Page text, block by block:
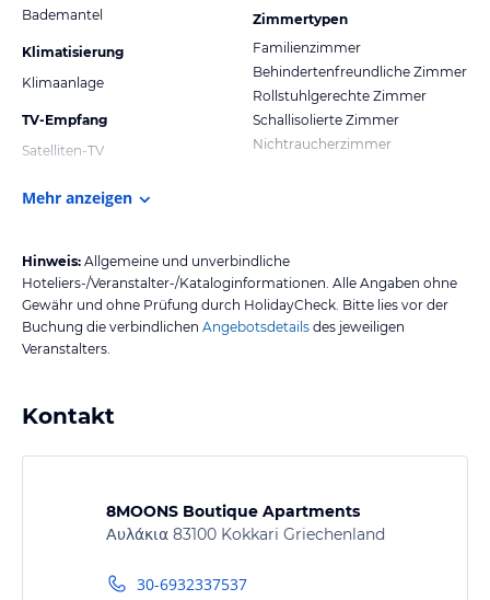
Bademantel
Klimatisierung
Klimaanlage
TV-Empfang
Satelliten-TV
Zimmertypen
Familienzimmer
Behindertenfreundliche Zimmer
Rollstuhlgerechte Zimmer
Schallisolierte Zimmer
Nichtraucherzimmer
Mehr anzeigen
Hinweis: Allgemeine und unverbindliche
Hoteliers-/Veranstalter-/Kataloginformationen. Alle Angaben ohne
Gewähr und ohne Prüfung durch HolidayCheck. Bitte lies vor der
Buchung die verbindlichen Angebotsdetails des jeweiligen
Veranstalters.
Kontakt
8MOONS Boutique Apartments
Αυλάκια 83100 Kokkari Griechenland
30-6932337537